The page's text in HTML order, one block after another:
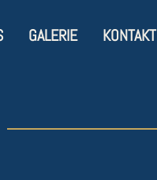
GALERIE KONTAKT